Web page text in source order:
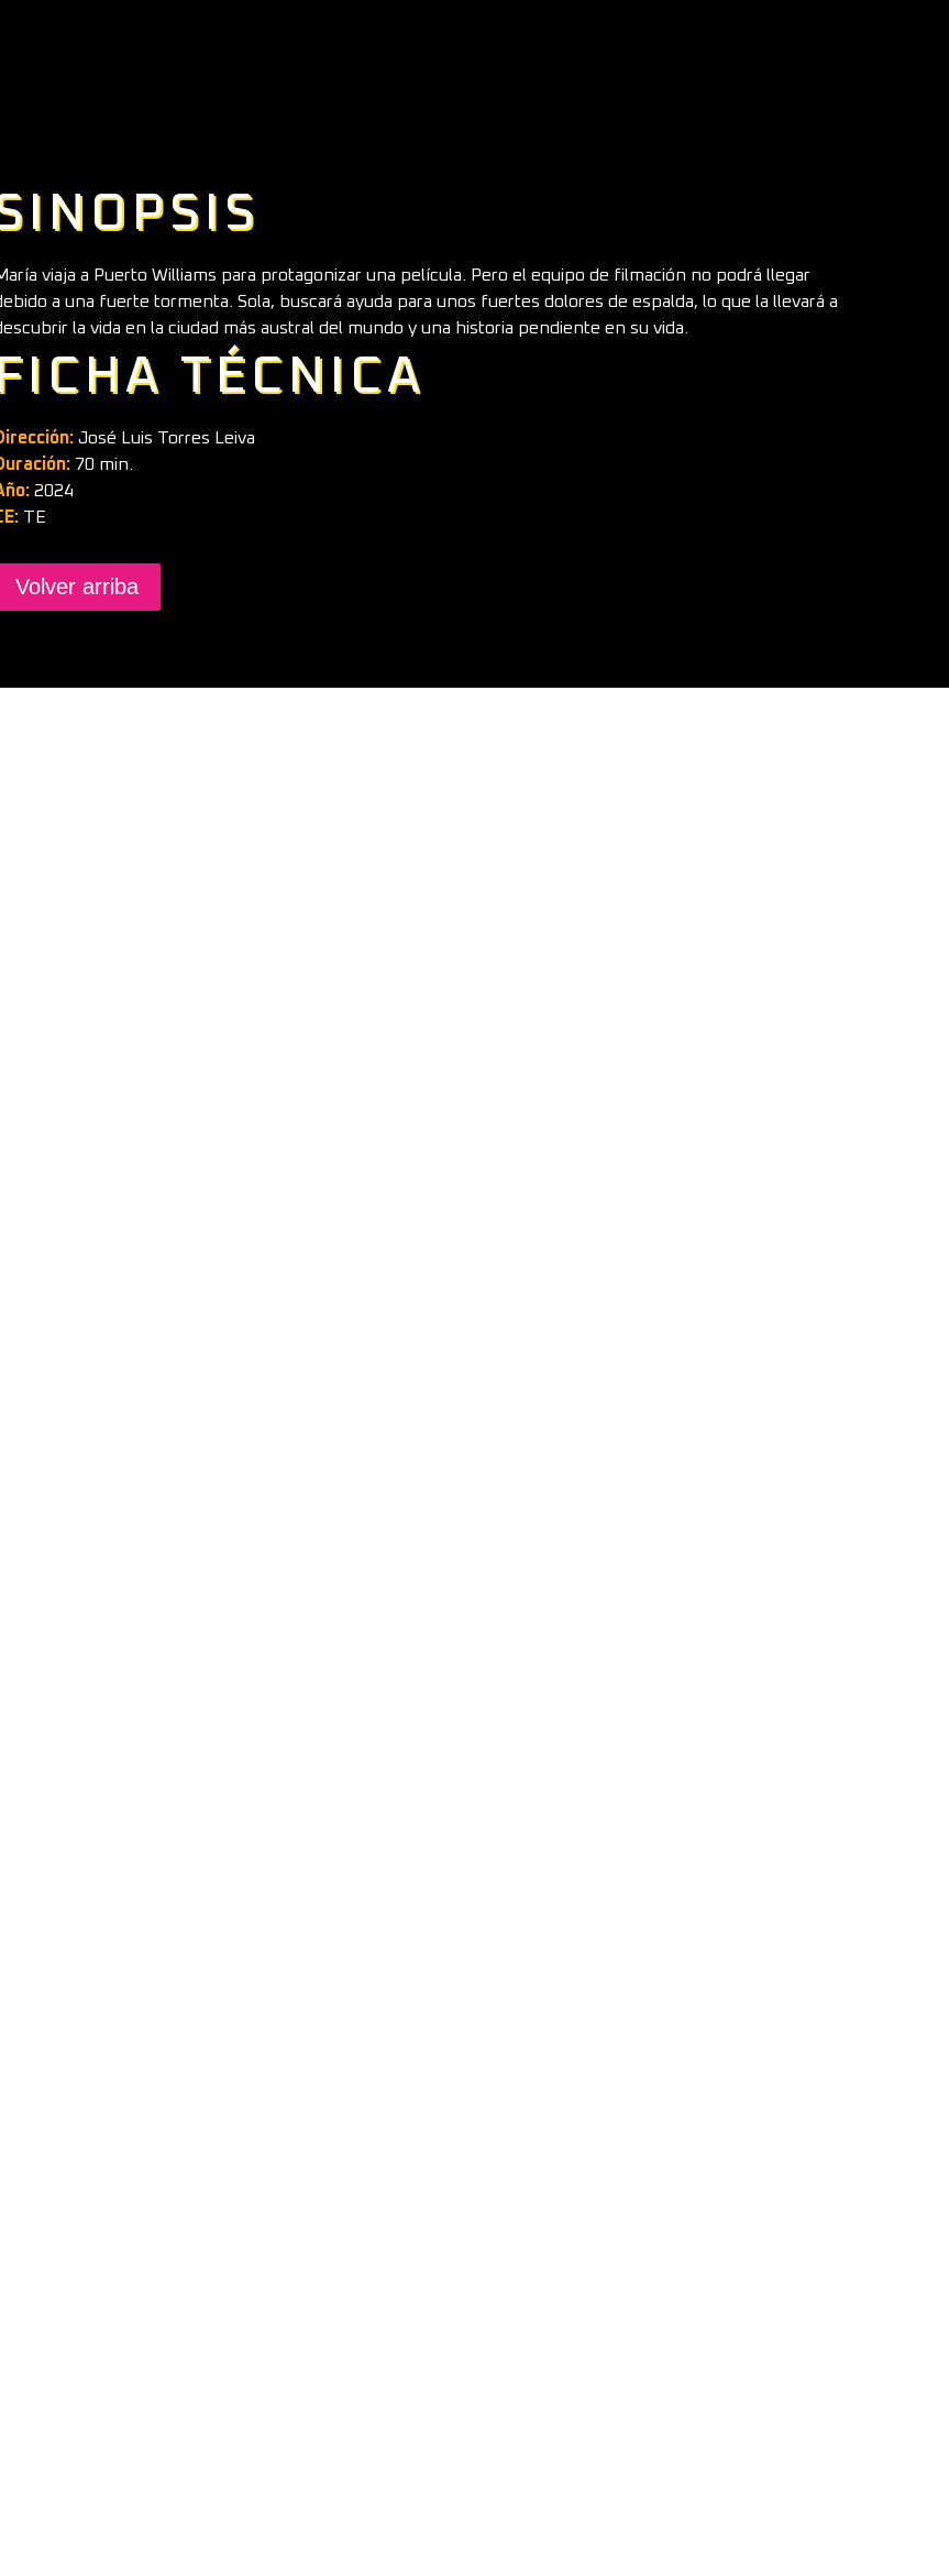
viaja a Puerto Williams para protagonizar una película. Pero el equipo de filmación no podrá llegar
a una fuerte tormenta. Sola, buscará ayuda para unos fuertes dolores de espalda, lo que la llevará a
la vida en la ciudad más austral del mundo y una historia pendiente en su vida.
FICHA TÉCNICA
José Luis Torres Leiva
70 min.
2024
TE
Volver arriba